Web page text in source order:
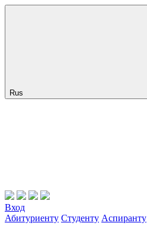
Rus
Вход
Абитуриенту Студенту Аспиранту